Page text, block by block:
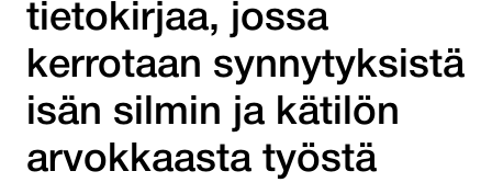
tietokirjaa, jossa
kerrotaan synnytyksistä
isän silmin ja kätilön
arvokkaasta työstä